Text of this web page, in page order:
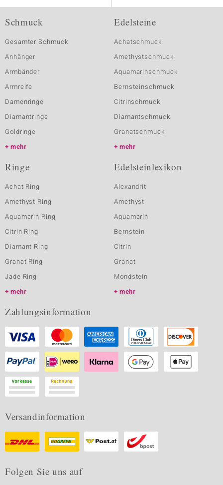
Schmuck
Gesamter Schmuck
Anhänger
Armbänder
Armreife
Damenringe
Diamantringe
Goldringe
mehr
Edelsteine
Achatschmuck
Amethystschmuck
Aquamarinschmuck
Bernsteinschmuck
Citrinschmuck
Diamantschmuck
Granatschmuck
mehr
Ringe
Achat Ring
Amethyst Ring
Aquamarin Ring
Citrin Ring
Diamant Ring
Granat Ring
Jade Ring
mehr
Edelsteinlexikon
Alexandrit
Amethyst
Aquamarin
Bernstein
Citrin
Granat
Mondstein
mehr
Zahlungsinformation
Versandinformation
Folgen Sie uns auf